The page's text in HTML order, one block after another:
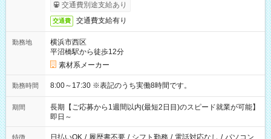
交通費別途支給あり
交通費 交通費支給有り
勤務地
横浜市西区
平沼橋駅から徒歩12分
素材系メーカー
勤務時間 8:00～17:30 ※表記のうち実働8時間です。
期間
長期【ご応募から1週間以内(最短2日目)のスピード就業が可能】
即日～
特徴 日払いOK / 履歴書不要 / シフト勤務 / 電話対応なし / パソコン